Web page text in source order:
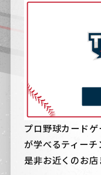
プロ野球カード
が学べるティーチ
是非お近くのお店